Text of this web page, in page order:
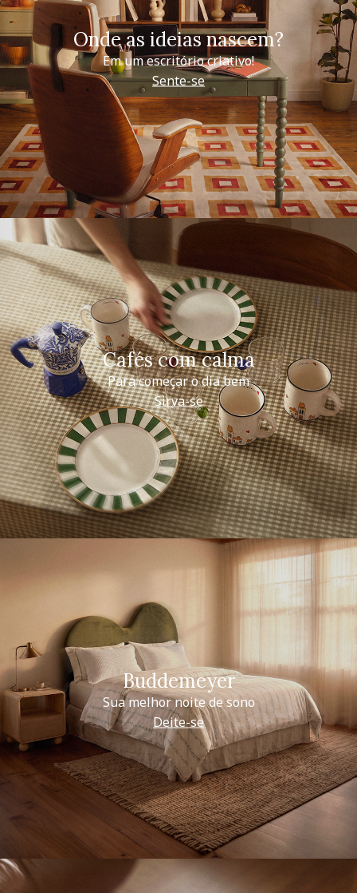
Onde as ideias nascem?
Em um escritório criativo!
Sente-se
Cafés com calma
Para começar o dia bem
Sirva-se
Buddemeyer
Sua melhor noite de sono
Deite-se